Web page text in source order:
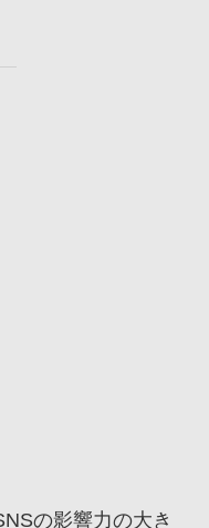
の影響力の大き